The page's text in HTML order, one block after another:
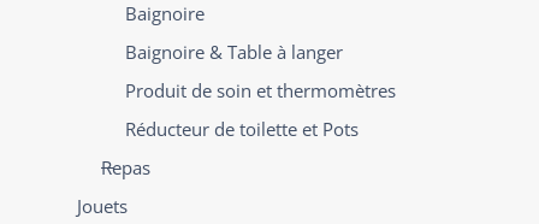
Baignoire
Baignoire & Table à langer
Produit de soin et thermomètres
Réducteur de toilette et Pots
Repas
Jouets